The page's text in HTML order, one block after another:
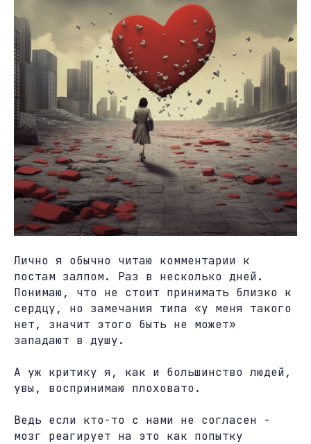
Лично я обычно читаю комментарии к
постам залпом. Раз в несколько дней.
Понимаю, что не стоит принимать близко к
сердцу, но замечания типа «у меня такого
нет, значит этого быть не может»
западают в душу.
А уж критику я, как и большинство людей,
увы, воспринимаю плоховато.
Ведь если кто-то с нами не согласен -
мозг реагирует на это как попытку